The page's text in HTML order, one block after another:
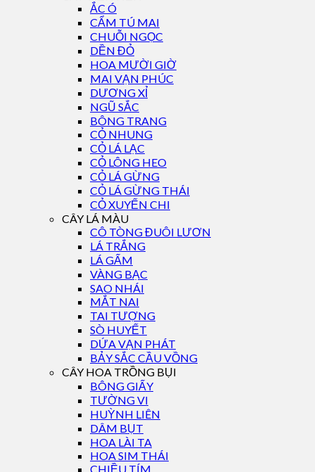
ẮC Ó
CẨM TÚ MAI
CHUỖI NGỌC
DỀN ĐỎ
HOA MƯỜI GIỜ
MAI VẠN PHÚC
DƯƠNG XỈ
NGŨ SẮC
BÔNG TRANG
CỎ NHUNG
CỎ LÁ LẠC
CỎ LÔNG HEO
CỎ LÁ GỪNG
CỎ LÁ GỪNG THÁI
CỎ XUYẾN CHI
CÂY LÁ MÀU
CÔ TÒNG ĐUÔI LƯƠN
LÁ TRẮNG
LÁ GẤM
VÀNG BẠC
SAO NHÁI
MẮT NAI
TAI TƯỢNG
SÒ HUYẾT
DỨA VẠN PHÁT
BẢY SẮC CẦU VỒNG
CÂY HOA TRỒNG BỤI
BÔNG GIẤY
TƯỜNG VI
HUỲNH LIÊN
DÂM BỤT
HOA LÀI TA
HOA SIM THÁI
CHIỀU TÍM